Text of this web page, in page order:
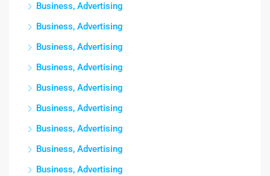
Business, Advertising
Business, Advertising
Business, Advertising
Business, Advertising
Business, Advertising
Business, Advertising
Business, Advertising
Business, Advertising
Business, Advertising